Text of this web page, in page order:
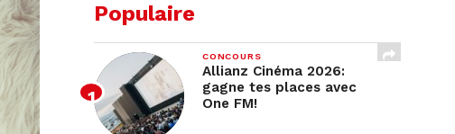
Populaire
CONCOURS
Allianz Cinéma 2026:
gagne tes places avec
One FM!